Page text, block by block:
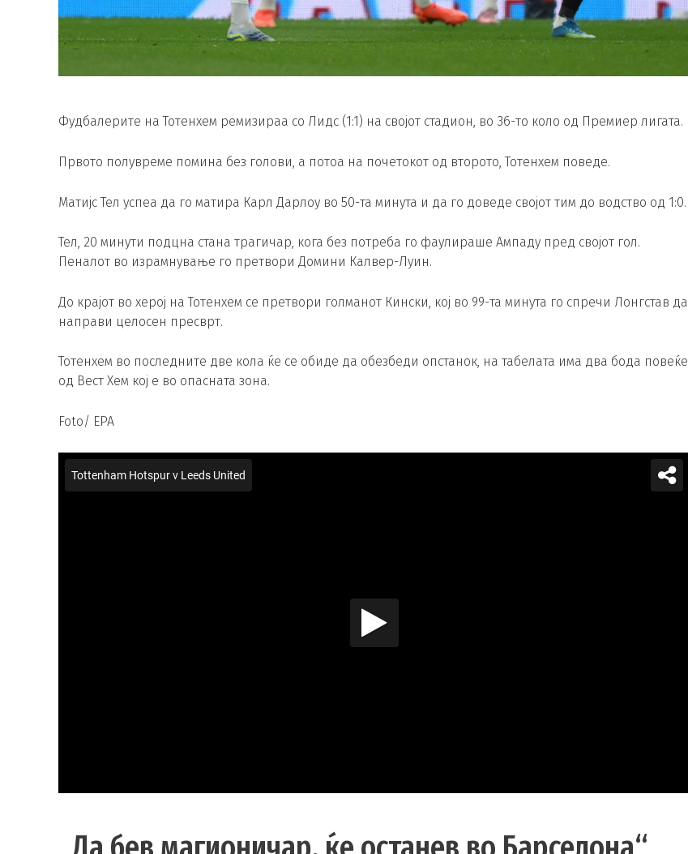
Фудбалерите на Тотенхем ремизираа со Лидс (1:1) на својот стадион, во 36-то коло од Премиер лигата.
Првото полувреме помина без голови, а потоа на почетокот од второто, Тотенхем поведе.
Матијс Тел успеа да го матира Карл Дарлоу во 50-та минута и да го доведе својот тим до водство од 1:0.
Teл, 20 минути подцна стана трагичар, кога без потреба го фаулираше Ампаду пред својот гол.
Пеналот во израмнување го претвори Домини Калвер-Луин.
До крајот во херој на Тотенхем се претвори голманот Кински, кој во 99-та минута го спречи Лонгстав да
направи целосен пресврт.
Тотенхем во последните две кола ќе се обиде да обезбеди опстанок, на табелата има два бода повеќе
од Вест Хем кој е во опасната зона.
Foto/ EPA